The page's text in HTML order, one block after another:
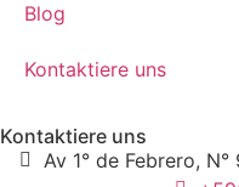
Blog
Kontaktiere uns
Kontaktiere uns
Av 1° de Febrero,